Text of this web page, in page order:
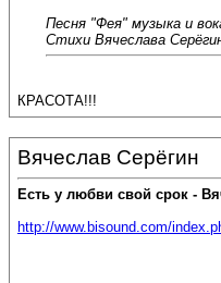
Песня "Фея" музыка и
Стихи Вячеслава
КРАСОТА!!!
Вячеслав Серёгин
Есть у любви свой срок -
http://www.bisound.com/